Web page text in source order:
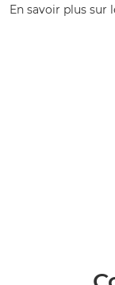
En savoir plus sur